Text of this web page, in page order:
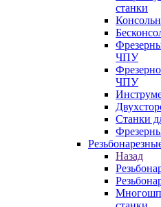
станки
ЧПУ
ЧПУ
Станки
Назад